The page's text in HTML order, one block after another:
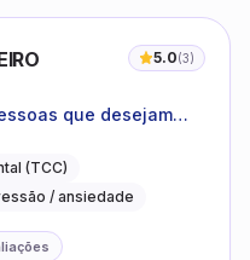
5.0(3)
que desejam
dia
(TCC)
/ ansiedade